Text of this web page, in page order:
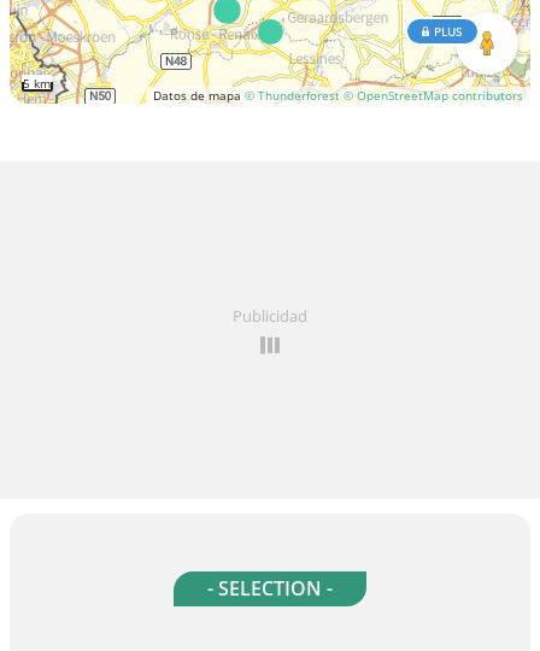
Datos de mapa © Thunderforest © OpenStreetMap contributors
PLUS
5 km
Publicidad
- SELECTION -